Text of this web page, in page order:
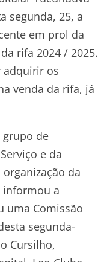
segunda, 25, a
em prol da
rifa 2024 / 2025.
adquirir os
venda da rifa, já
de
e da
da
informou a
uma Comissão
segunda-
Cursilho,